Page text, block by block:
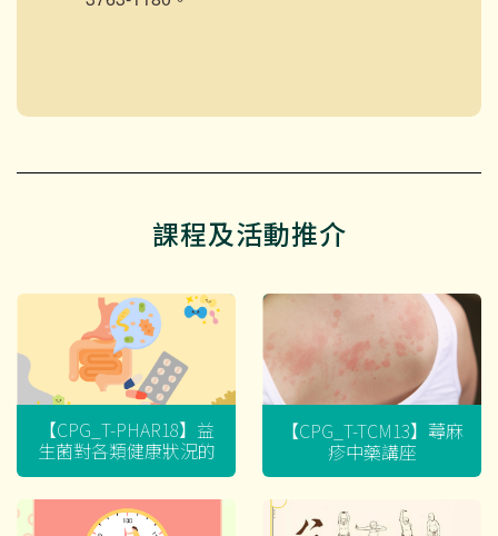
課程及活動推介
【CPG_T-PHAR18】益
生菌對各類健康狀況的
迷思
【CPG_T-TCM13】蕁麻
疹中藥講座